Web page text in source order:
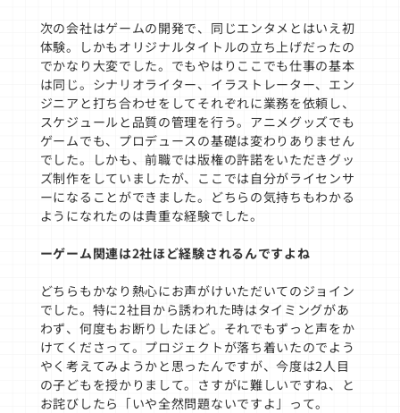
次の会社はゲームの開発で、同じエンタメとはいえ初
体験。しかもオリジナルタイトルの立ち上げだったの
でかなり大変でした。でもやはりここでも仕事の基本
は同じ。シナリオライター、イラストレーター、エン
ジニアと打ち合わせをしてそれぞれに業務を依頼し、
スケジュールと品質の管理を行う。アニメグッズでも
ゲームでも、プロデュースの基礎は変わりありません
でした。しかも、前職では版権の許諾をいただきグッ
ズ制作をしていましたが、ここでは自分がライセンサ
ーになることができました。どちらの気持ちもわかる
ようになれたのは貴重な経験でした。
ーゲーム関連は2社ほど経験されるんですよね
どちらもかなり熱心にお声がけいただいてのジョイン
でした。特に2社目から誘われた時はタイミングがあ
わず、何度もお断りしたほど。それでもずっと声をか
けてくださって。プロジェクトが落ち着いたのでよう
やく考えてみようかと思ったんですが、今度は2人目
の子どもを授かりまして。さすがに難しいですね、と
お詫びしたら「いや全然問題ないですよ」って。